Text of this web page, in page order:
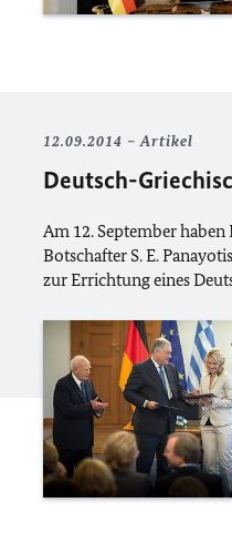
12.09.2014 Artikel
Deutsch-
Am 12. September
Botschafter S. E.
zur Errichtung eines